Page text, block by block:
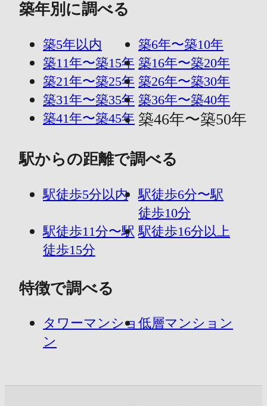
築年別に調べる
築5年以内
築6年〜築10年
築11年〜築15年 築16年〜築20年
築21年〜築25年 築26年〜築30年
築31年〜築35年 築36年〜築40年
築41年〜築45年 築46年〜築50年
駅からの距離で調べる
駅徒歩5分以内
駅徒歩6分〜駅
徒歩10分
駅徒歩11分〜駅
徒歩15分
駅徒歩16分以上
特徴で調べる
タワーマンショ
ン
低層マンション